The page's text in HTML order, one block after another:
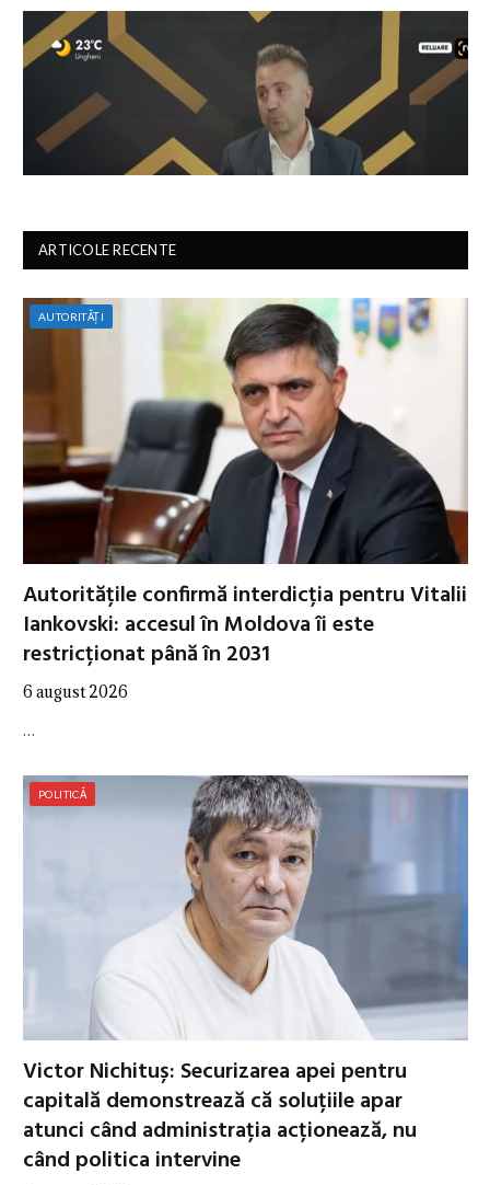
ARTICOLE RECENTE
AUTORITĂȚI
Autoritățile confirmă interdicția pentru Vitalii
Iankovski: accesul în Moldova îi este
restricționat până în 2031
6 august 2026
…
POLITICĂ
Victor Nichituș: Securizarea apei pentru
capitală demonstrează că soluțiile apar
atunci când administrația acționează, nu
când politica intervine